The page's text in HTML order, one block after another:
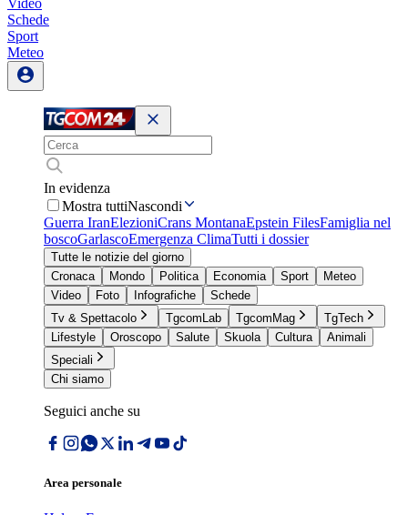
Video
Schede
Sport
Meteo
In evidenza
Mostra tuttiNascondi
Guerra IranElezioniCrans MontanaEpstein FilesFamiglia nel
boscoGarlascoEmergenza ClimaTutti i dossier
Tutte le notizie del giorno
Cronaca
Mondo Politica Economia Sport
Meteo
Video
Foto Infografiche
Schede
Tv & Spettacolo
TgcomLab TgcomMag
TgTech
Lifestyle
Oroscopo Salute Skuola Cultura
Animali
Speciali
Chi siamo
Seguici anche su
Area personale